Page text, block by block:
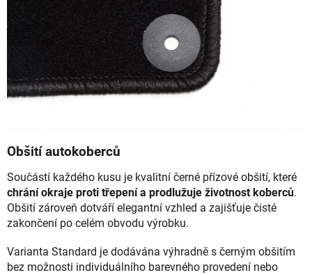
Obšití autokoberců
Součástí každého kusu je kvalitní černé přízové obšití, které
chrání okraje proti třepení a prodlužuje životnost koberců.
Obšití zároveň dotváří elegantní vzhled a zajišťuje čisté
zakončení po celém obvodu výrobku.
Varianta Standard je dodávána výhradně s černým obšitím
bez možnosti individuálního barevného provedení nebo